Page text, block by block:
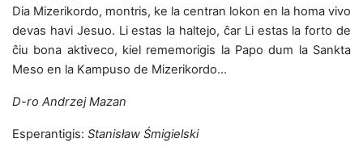
Dia Mizerikordo, montris, ke la centran lokon en la homa vivo
devas havi Jesuo. Li estas la haltejo, ĉar Li estas la forto de
ĉiu bona aktiveco, kiel rememorigis la Papo dum la Sankta
Meso en la Kampuso de Mizerikordo…
D-ro Andrzej Mazan
Esperantigis: Stanisław Śmigielski